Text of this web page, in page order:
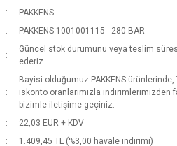
PAKKENS
PAKKENS 1001001115 - 280 BAR
Güncel stok durumunu veya teslim
ederiz.
Bayisi olduğumuz PAKKENS ürünlerinde,
iskonto oranlarımızla indirimlerimizden
bizimle iletişime geçiniz.
22,03 EUR + KDV
1.409,45 TL (%3,00 havale indirimi)